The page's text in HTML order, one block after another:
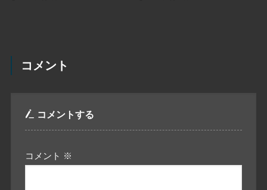
コメント
コメントする
コメント ※